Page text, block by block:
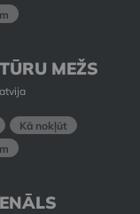
MEŽS
Kā nokļūt